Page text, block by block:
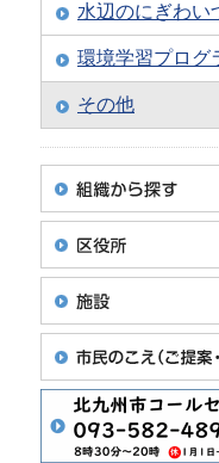
水辺のにぎわい
環境学習プログ
その他